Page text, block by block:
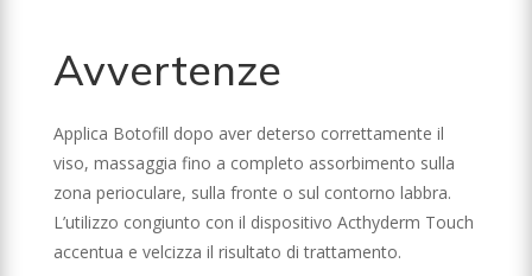
Avvertenze
Applica Botofill dopo aver deterso correttamente il
viso, massaggia fino a completo assorbimento sulla
zona perioculare, sulla fronte o sul contorno labbra.
L’utilizzo congiunto con il dispositivo Acthyderm Touch
accentua e velcizza il risultato di trattamento.